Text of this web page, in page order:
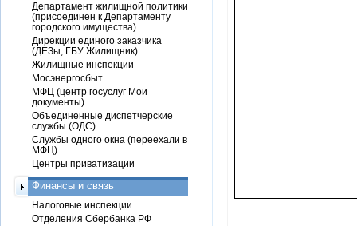
Департамент жилищной политики
(присоединен к Департаменту
городского имущества)
Дирекции единого заказчика
(ДЕЗы, ГБУ Жилищник)
Жилищные инспекции
Мосэнергосбыт
МФЦ (центр госуслуг Мои
документы)
Объединенные диспетчерские
службы (ОДС)
Службы одного окна (переехали в
МФЦ)
Центры приватизации
Финансы и связь
Налоговые инспекции
Отделения Сбербанка РФ